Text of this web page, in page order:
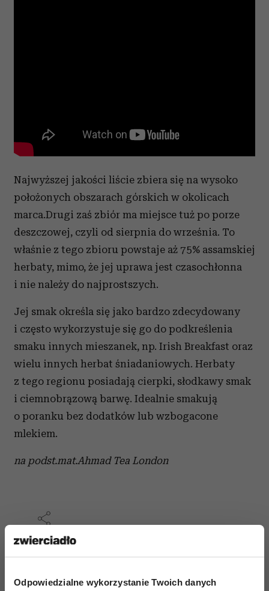
Odpowiedzialne wykorzystanie Twoich danych
Najwyższej jakości liście zbiera się na wysoko
położonych obszarach górskich w okolicach
marca.Drugi zaś zbiór ma miejsce tuż po porze
deszczowej, czyli od sierpnia do września. To
właśnie z tego zbioru powstaje aż 75% assamskiej
herbaty, mimo, że jej uprawa jest czasochłonna
i nie należy do najprostszych.
Jej smak określa się jako bardzo zdecydowany
i często wykorzystuje się go do podkreślenia
smaku innych mieszanek, np. Irish Breakfast oraz
wielu innych herbat śniadaniowych. Herbaty
z tego regionu posiadają cierpki, słodkawy smak
i ciemnobrązową barwę. Idealnie smakują
o poranku bez dodatków lub wzbogacone
mlekiem.
na podst.mat.Ahmad Tea London